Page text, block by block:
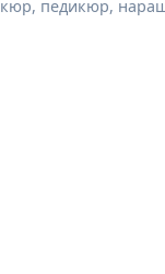
педикюр,